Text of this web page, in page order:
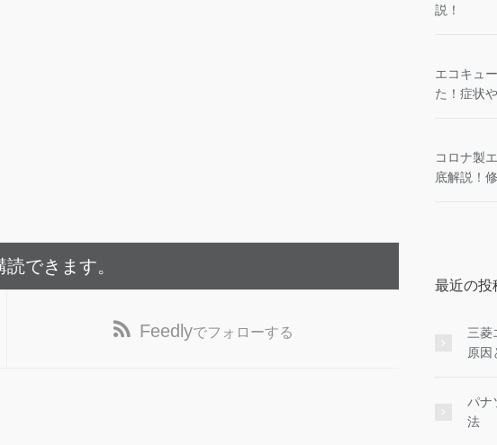
できます。
Feedlyでフォローする
説！
エコキュ
た！症状
コロナ製
底解説！
最近の投
三菱
原因
パナ
法